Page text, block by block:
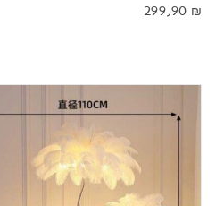
299٫90 ₪